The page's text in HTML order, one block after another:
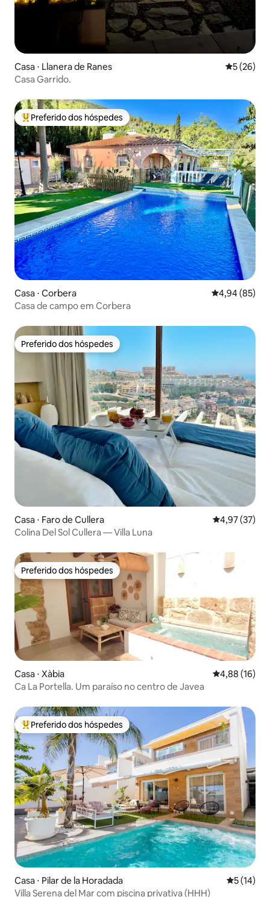
Casa ⋅ Llanera de Ranes 5 de uma
5 (26)
Casa Garrido.
Entre os melhores preferidos dos hóspedes
Preferido dos hóspedes
Casa ⋅ Corbera 4,94 de uma
4,94 (85)
Casa de campo em Corbera
Preferido dos hóspedes
Preferido dos hóspedes
Casa ⋅ Faro de Cullera 4,97 de uma
4,97 (37)
Colina Del Sol Cullera — Villa Luna
Preferido dos hóspedes
Preferido dos hóspedes
Casa ⋅ Xàbia 4,88 de uma
4,88 (16)
Ca La Portella. Um paraíso no centro de Javea
Entre os melhores preferidos dos hóspedes
Preferido dos hóspedes
Casa ⋅ Pilar de la Horadada 5 de uma
5 (14)
Villa Serena del Mar com piscina privativa (HHH)